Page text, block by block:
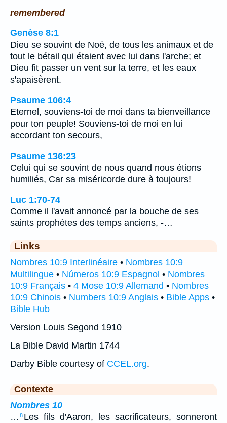
remembered
Genèse 8:1
Dieu se souvint de Noé, de tous les animaux et de
tout le bétail qui étaient avec lui dans l'arche; et
Dieu fit passer un vent sur la terre, et les eaux
s'apaisèrent.
Psaume 106:4
Eternel, souviens-toi de moi dans ta bienveillance
pour ton peuple! Souviens-toi de moi en lui
accordant ton secours,
Psaume 136:23
Celui qui se souvint de nous quand nous étions
humiliés, Car sa miséricorde dure à toujours!
Luc 1:70-74
Comme il l'avait annoncé par la bouche de ses
saints prophètes des temps anciens, -…
Links
Nombres 10:9 Interlinéaire • Nombres 10:9
Multilingue • Números 10:9 Espagnol • Nombres
10:9 Français • 4 Mose 10:9 Allemand • Nombres
10:9 Chinois • Numbers 10:9 Anglais • Bible Apps •
Bible Hub
Version Louis Segond 1910
La Bible David Martin 1744
Darby Bible courtesy of CCEL.org.
Contexte
Nombres 10
… 8 Les fils d'Aaron, les sacrificateurs, sonneront